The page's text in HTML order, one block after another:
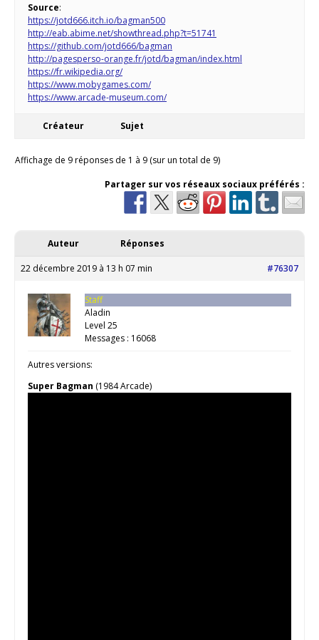
Source:
https://jotd666.itch.io/bagman500
http://eab.abime.net/showthread.php?t=51741
https://github.com/jotd666/bagman
http://pagesperso-orange.fr/jotd/bagman/index.html
https://fr.wikipedia.org/
https://www.mobygames.com/
https://www.arcade-museum.com/
Créateur Sujet
Affichage de 9 réponses de 1 à 9 (sur un total de 9)
Partager sur vos réseaux sociaux préférés :
Auteur Réponses
22 décembre 2019 à 13 h 07 min #76307
Staff
Aladin
Level 25
Messages : 16068
Autres versions:
Super Bagman (1984 Arcade)